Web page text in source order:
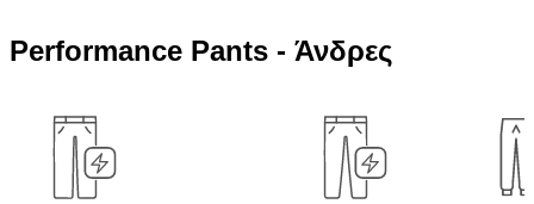
Performance Pants - Άνδρες